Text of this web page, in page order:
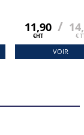
11,90
€HT
/
€
VOIR